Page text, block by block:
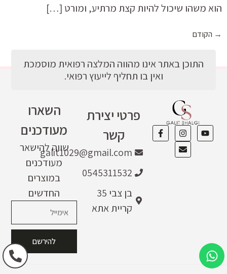
הוא משהו שיכול להיות קצת מרתיע, ומורט […]
→ הקודם
פרטי יצירת
קשר
galit1029@gmail.com
0545311532
בן צבי 35
קריית אתא
השארו
מעודכנים
שווה להישאר
מעודכנים
במוצרים
החדשים
להירשם
התוכן באתר אינו מהווה המלצה רפואית מוסמכת
ואין בו תחליף לייעוץ רפואי.